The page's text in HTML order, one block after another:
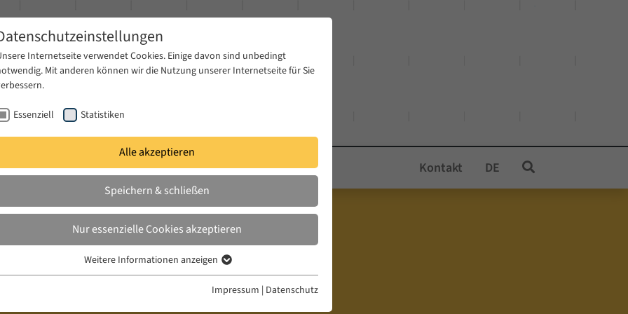
Publikationen Projekte News & Presse Kontakt DE
Sommersemester 2015
Internetseite verwendet Cookies. Einige davon sind unbedingt
Mit anderen können wir die Nutzung unserer Internetseite für Sie
Essenziell Statistiken
Alle akzeptieren
Speichern & schließen
Nur essenzielle Cookies akzeptieren
Essenzielle Cookies werden für grundlegende Funktionen der Webseite
Weitere Informationen anzeigen
Impressum | Datenschutz